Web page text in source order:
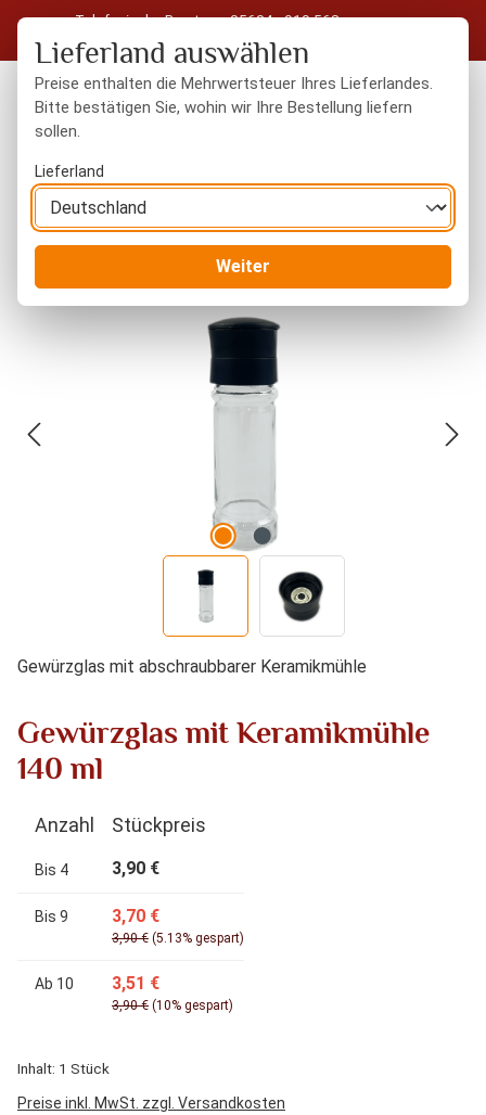
Zum Hauptinhalt springen
Telefonische Beratung: 05604 - 919 563
Kostenloser Versand in Deutschland ab 50 € Warenwert
Bildergalerie überspringen
Gewürzglas mit abschraubbarer Keramikmühle
Gewürzglas mit Keramikmühle
140 ml
Anzahl Stückpreis
Bis 4 3,90 €
Bis 9 3,70 €
3,90 € (5.13% gespart)
Ab 10 3,51 €
3,90 € (10% gespart)
Inhalt: 1 Stück
Preise inkl. MwSt. zzgl. Versandkosten
Lieferland auswählen
Preise enthalten die Mehrwertsteuer Ihres Lieferlandes.
Bitte bestätigen Sie, wohin wir Ihre Bestellung liefern
sollen.
Lieferland
Weiter